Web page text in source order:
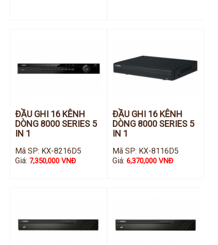
ĐẦU GHI 16 KÊNH
DÒNG 8000 SERIES 5
IN 1
Mã SP: KX-8216D5
Giá: 7,350,000 VNĐ
ĐẦU GHI 16 KÊNH
DÒNG 8000 SERIES 5
IN 1
Mã SP: KX-8116D5
Giá: 6,370,000 VNĐ